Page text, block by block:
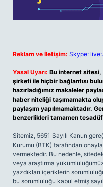
Reklam ve İletişim: Skype:
Yasal Uyarı: Bu internet sitesi,
şirketi ile hiçbir bağlantısı
hazırladığımız makaleler
haber niteliği taşımamakta
paylaşım yapılmamaktadır.
benzerlikleri tamamen
Sitemiz, 5651 Sayılı Kanun
Kurumu (BTK) tarafından
vermektedir. Bu nedenle,
veya araştırma
yazdıkları içeriklerin
bu sorumluluğu kabul etmiş